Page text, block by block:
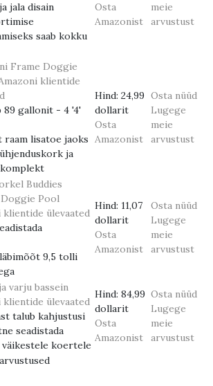
jala disain
saab kokku
Osta
Amazonist
meie
arvustust
Frame Doggie
klientide
89 gallonit - 4 '4'
raam lisatoe jaoks
ja
Hind: 24,99
dollarit
Osta
Amazonist
Osta nüüd
Lugege
meie
arvustust
Buddies
Pool
klientide ülevaated
9,5 tolli
Hind: 11,07
dollarit
Osta
Amazonist
Osta nüüd
Lugege
meie
arvustust
varju bassein
klientide ülevaated
talub kahjustusi
seadistada
väikestele koertele
Hind: 84,99
dollarit
Osta
Amazonist
Osta nüüd
Lugege
meie
arvustust